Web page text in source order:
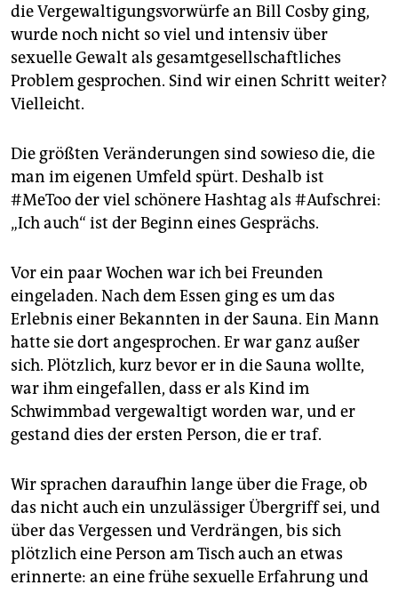
die Vergewaltigungsvorwürfe an Bill Cosby ging,
wurde noch nicht so viel und intensiv über
sexuelle Gewalt als gesamtgesellschaftliches
Problem gesprochen. Sind wir einen Schritt weiter?
Vielleicht.
Die größten Veränderungen sind sowieso die, die
man im eigenen Umfeld spürt. Deshalb ist
#MeToo der viel schönere Hashtag als #Aufschrei:
„Ich auch“ ist der Beginn eines Gesprächs.
Vor ein paar Wochen war ich bei Freunden
eingeladen. Nach dem Essen ging es um das
Erlebnis einer Bekannten in der Sauna. Ein Mann
hatte sie dort angesprochen. Er war ganz außer
sich. Plötzlich, kurz bevor er in die Sauna wollte,
war ihm eingefallen, dass er als Kind im
Schwimmbad vergewaltigt worden war, und er
gestand dies der ersten Person, die er traf.
Wir sprachen daraufhin lange über die Frage, ob
das nicht auch ein unzulässiger Übergriff sei, und
über das Vergessen und Verdrängen, bis sich
plötzlich eine Person am Tisch auch an etwas
erinnerte: an eine frühe sexuelle Erfahrung und